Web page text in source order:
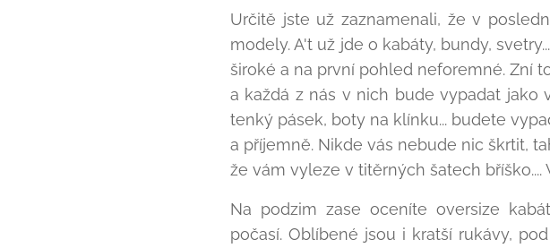
Určitě jste už zaznamenali, že v
modely. A't už jde o kabáty, bundy,
široké a na první pohled neforemné. Zní
a každá z nás v nich bude vypadat jako
tenký pásek, boty na klínku... budete
a příjemně. Nikde vás nebude nic škrtit,
že vám vyleze v titěrných šatech
Na podzim zase oceníte oversize
počasí. Oblíbené jsou i kratší rukávy,